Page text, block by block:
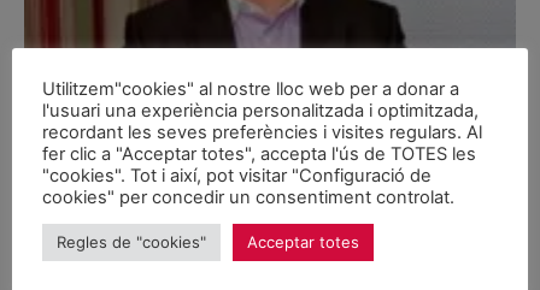
Utilitzem"cookies" al nostre lloc web per a donar a
l'usuari una experiència personalitzada i optimitzada,
recordant les seves preferències i visites regulars. Al
fer clic a "Acceptar totes", accepta l'ús de TOTES les
"cookies". Tot i així, pot visitar "Configuració de
cookies" per concedir un consentiment controlat.
Regles de "cookies" Acceptar totes